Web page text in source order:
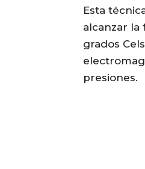
Esta
alcanzar la
grados
presiones.